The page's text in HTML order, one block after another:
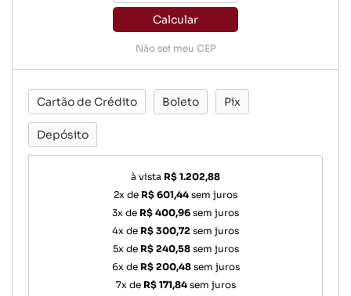
Calcular
Não sei meu CEP
Cartão de Crédito Boleto Pix
Depósito
à vista R$ 1.202,88
2x de R$ 601,44 sem juros
3x de R$ 400,96 sem juros
4x de R$ 300,72 sem juros
5x de R$ 240,58sem juros
6x de R$ 200,48sem juros
7x de R$ 171,84sem juros